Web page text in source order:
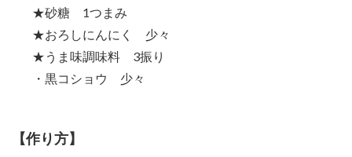
★砂糖 1つまみ
★おろしにんにく 少々
★うま味調味料 3振り
・黒コショウ 少々
【作り方】